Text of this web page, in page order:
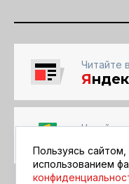
Читайте
Я
Читайте
Пользуясь
использованием